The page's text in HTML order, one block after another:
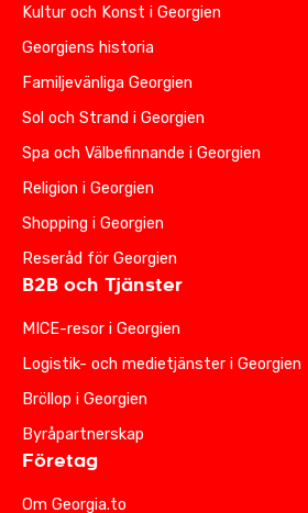
Kultur och Konst i Georgien
Georgiens historia
Familjevänliga Georgien
Sol och Strand i Georgien
Spa och Välbefinnande i Georgien
Religion i Georgien
Shopping i Georgien
Reseråd för Georgien
B2B och Tjänster
MICE-resor i Georgien
Logistik- och medietjänster i Georgien
Bröllop i Georgien
Byråpartnerskap
Företag
Om Georgia.to